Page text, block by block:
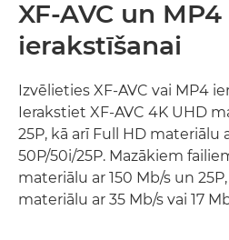
XF-AVC un
ierakstīšanai
Izvēlieties XF-AVC vai MP4
Ierakstiet XF-AVC 4K UHD
25P, kā arī Full HD materiālu
50P/50i/25P. Mazākiem
materiālu ar 150 Mb/s un
materiālu ar 35 Mb/s vai 17